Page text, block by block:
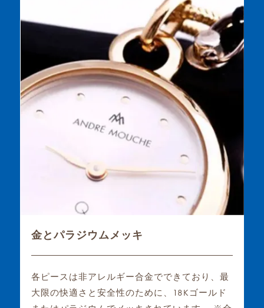
金とパラジウムメッキ
各ピースは非アレルギー合金でできており、最
大限の快適さと安全性のために、18Kゴールド